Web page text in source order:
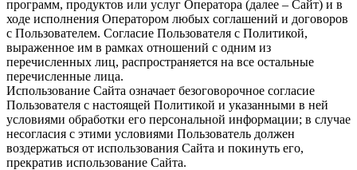
программ, продуктов или услуг Оператора (далее – Сайт) и в
ходе исполнения Оператором любых соглашений и договоров
с Пользователем. Согласие Пользователя с Политикой,
выраженное им в рамках отношений с одним из
перечисленных лиц, распространяется на все остальные
перечисленные лица.
Использование Сайта означает безоговорочное согласие
Пользователя с настоящей Политикой и указанными в ней
условиями обработки его персональной информации; в случае
несогласия с этими условиями Пользователь должен
воздержаться от использования Сайта и покинуть его,
прекратив использование Сайта.